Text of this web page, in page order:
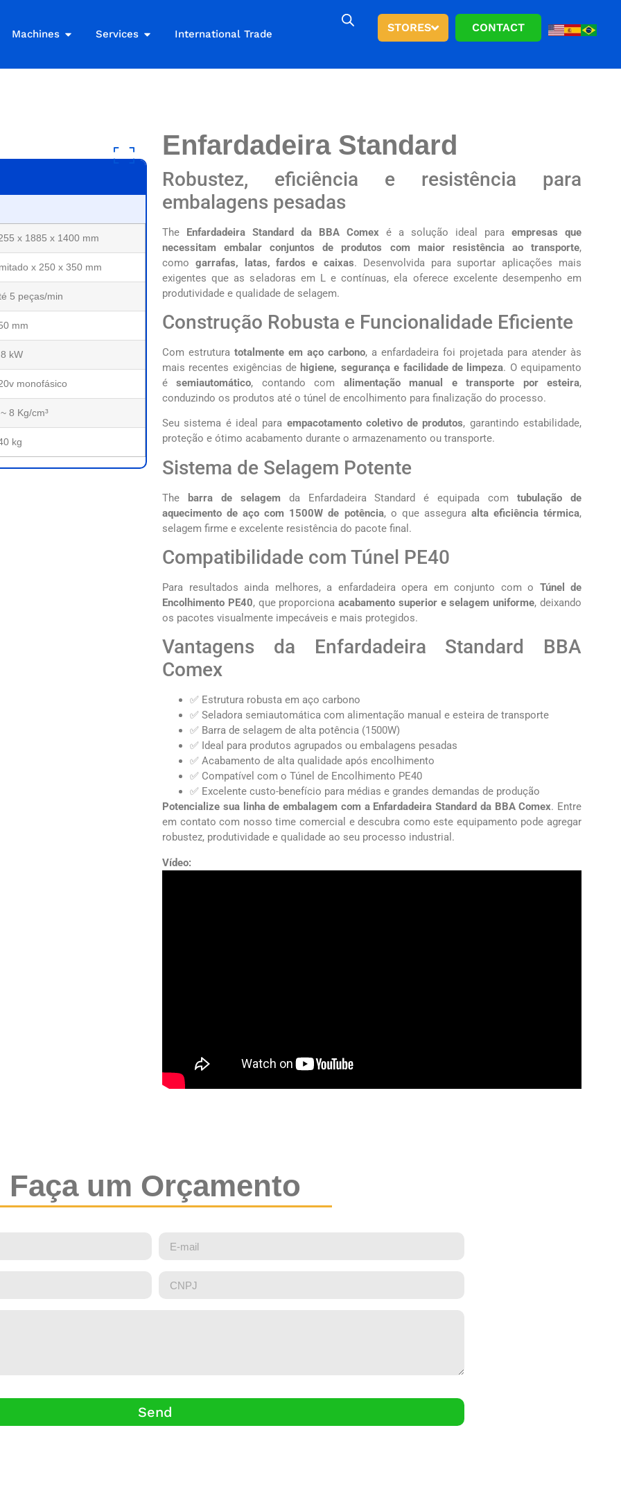
Machines Services International Trade
STORES CONTACT
x 1885 x 1400 mm
x 250 x 350 mm
5 peças/min
mm
kW
monofásico
8 Kg/cm³
kg
Enfardadeira Standard
Robustez, eficiência e resistência para
embalagens pesadas
The Enfardadeira Standard da BBA Comex é a solução ideal para empresas que
necessitam embalar conjuntos de produtos com maior resistência ao transporte,
como garrafas, latas, fardos e caixas. Desenvolvida para suportar aplicações mais
exigentes que as seladoras em L e contínuas, ela oferece excelente desempenho em
produtividade e qualidade de selagem.
Construção Robusta e Funcionalidade Eficiente
Com estrutura totalmente em aço carbono, a enfardadeira foi projetada para atender às
mais recentes exigências de higiene, segurança e facilidade de limpeza. O equipamento
ésemiautomático, contando com alimentação manual e transporte por esteira,
conduzindo os produtos até o túnel de encolhimento para finalização do processo.
Seu sistema é ideal para empacotamento coletivo de produtos, garantindo estabilidade,
proteção e ótimo acabamento durante o armazenamento ou transporte.
Sistema de Selagem Potente
The barra de selagemda Enfardadeira Standard é equipada comtubulação de
aquecimento de aço com 1500W de potência, o que assegura alta eficiência térmica,
selagem firme e excelente resistência do pacote final.
Compatibilidade com Túnel PE40
Para resultados ainda melhores, a enfardadeira opera em conjunto com o Túnel de
Encolhimento PE40, que proporcionaacabamento superior e selagem uniforme, deixando
os pacotes visualmente impecáveis e mais protegidos.
Vantagens da Enfardadeira Standard BBA
Comex
✅ Estrutura robusta em aço carbono
✅ Seladora semiautomática com alimentação manual e esteira de transporte
✅ Barra de selagem de alta potência (1500W)
✅ Ideal para produtos agrupados ou embalagens pesadas
✅ Acabamento de alta qualidade após encolhimento
✅ Compatível com o Túnel de Encolhimento PE40
✅ Excelente custo-benefício para médias e grandes demandas de produção
Potencialize sua linha de embalagem com a Enfardadeira Standard da BBA Comex. Entre
em contato com nosso time comercial e descubra como este equipamento pode agregar
robustez, produtividade e qualidade ao seu processo industrial.
Vídeo:
Faça um Orçamento
Send